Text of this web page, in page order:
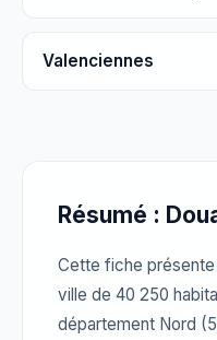
Valenciennes
Résumé :
Cette fiche
ville de 40 250
département Nord